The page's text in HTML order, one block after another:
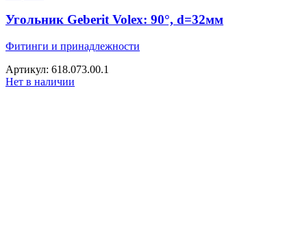
Угольник Geberit Volex: 90°, d=32мм
Фитинги и принадлежности
Артикул: 618.073.00.1
Нет в наличии